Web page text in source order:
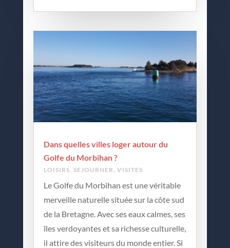
Dans quelles villes loger autour du
Golfe du Morbihan ?
LOISIRS SEJOURNER VISITES
Le Golfe du Morbihan est une véritable
merveille naturelle située sur la côte sud
de la Bretagne. Avec ses eaux calmes, ses
îles verdoyantes et sa richesse culturelle,
il attire des visiteurs du monde entier. Si